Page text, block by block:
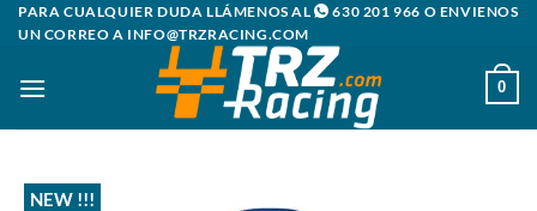
Saltar
PARA CUALQUIER DUDA LLÁMENOS AL 630 201 966 O ENVIENOS
UN CORREO A INFO@TRZRACING.COM
0
NEW !!!